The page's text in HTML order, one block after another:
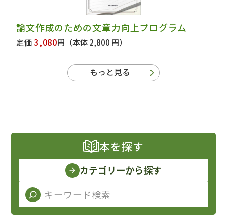
論文作成のための文章力向上プログラム
定価3,080円 （本体 2,800 円）
もっと見る
本を探す
カテゴリーから探す